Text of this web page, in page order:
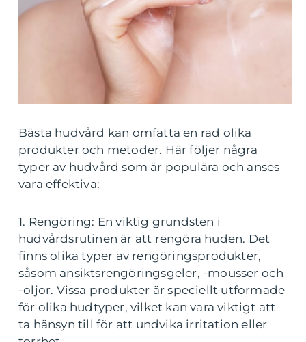
Bästa hudvård kan omfatta en rad olika
produkter och metoder. Här följer några
typer av hudvård som är populära och anses
vara effektiva:
1. Rengöring: En viktig grundsten i
hudvårdsrutinen är att rengöra huden. Det
finns olika typer av rengöringsprodukter,
såsom ansiktsrengöringsgeler, -mousser och
-oljor. Vissa produkter är speciellt utformade
för olika hudtyper, vilket kan vara viktigt att
ta hänsyn till för att undvika irritation eller